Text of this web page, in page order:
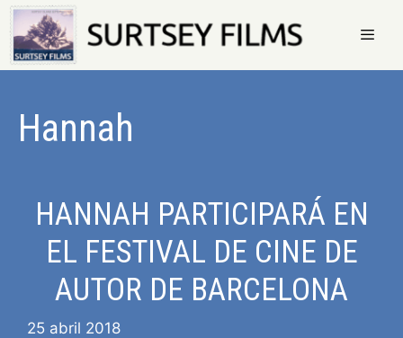
Saltar
al
contenido
Hannah
HANNAH PARTICIPARÁ EN
EL FESTIVAL DE CINE DE
AUTOR DE BARCELONA
25 abril 2018